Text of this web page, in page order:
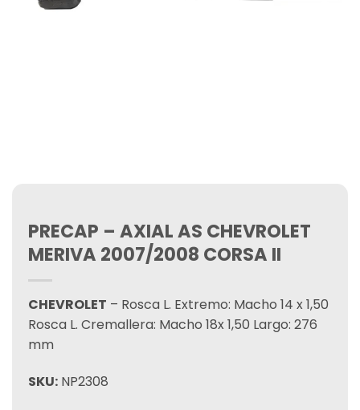
PRECAP – AXIAL AS CHEVROLET
MERIVA 2007/2008 CORSA II
CHEVROLET – Rosca L. Extremo: Macho 14 x 1,50
Rosca L. Cremallera: Macho 18x 1,50 Largo: 276
mm
SKU: NP2308